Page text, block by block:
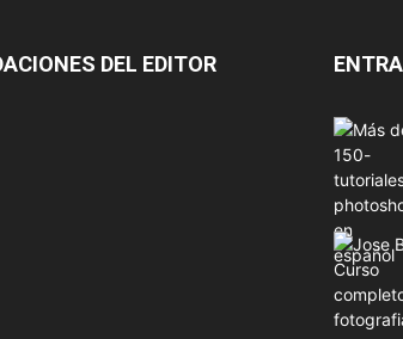
DEL EDITOR